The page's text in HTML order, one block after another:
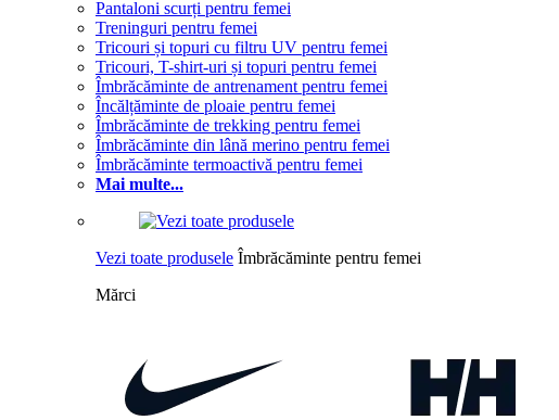
Pantaloni scurți pentru femei
Treninguri pentru femei
Tricouri și topuri cu filtru UV pentru femei
Tricouri, T-shirt-uri și topuri pentru femei
Îmbrăcăminte de antrenament pentru femei
Încălțăminte de ploaie pentru femei
Îmbrăcăminte de trekking pentru femei
Îmbrăcăminte din lână merino pentru femei
Îmbrăcăminte termoactivă pentru femei
Mai multe...
Vezi toate produsele Îmbrăcăminte pentru femei
Mărci